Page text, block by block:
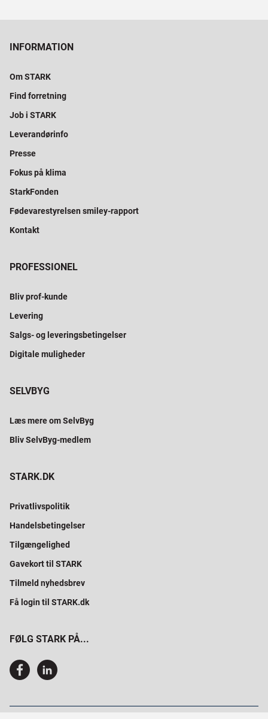
INFORMATION
Om STARK
Find forretning
Job i STARK
Leverandørinfo
Presse
Fokus på klima
StarkFonden
Fødevarestyrelsen smiley-rapport
Kontakt
PROFESSIONEL
Bliv prof-kunde
Levering
Salgs- og leveringsbetingelser
Digitale muligheder
SELVBYG
Læs mere om SelvByg
Bliv SelvByg-medlem
STARK.DK
Privatlivspolitik
Handelsbetingelser
Tilgængelighed
Gavekort til STARK
Tilmeld nyhedsbrev
Få login til STARK.dk
FØLG STARK PÅ...